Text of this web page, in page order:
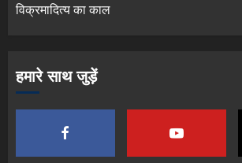
विक्रमादित्य का काल
हमारे साथ जुड़ें